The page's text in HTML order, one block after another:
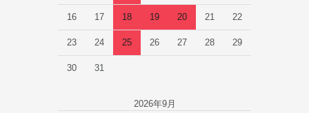
16 17 18 19 20 21 22
23 24 25 26 27 28 29
30 31
2026年9月